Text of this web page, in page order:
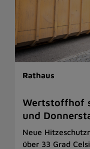
Rathaus
Wertstoffhof
und
Neue
über 33 Grad